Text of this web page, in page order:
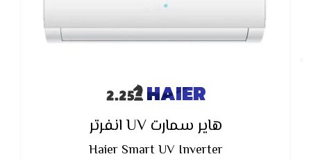
HAIER
هاير سمارت UV انفرتر
Haier Smart UV Inverter